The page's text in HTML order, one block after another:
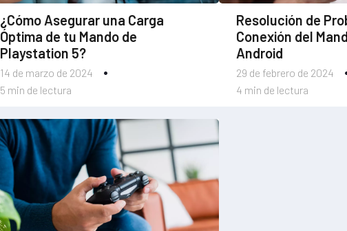
14 de marzo de 2024
5 min de lectura
¿Cómo Asegurar una Carga
Óptima de tu Mando de
Playstation 5?
29 de febrero de 2024
4 min de lectura
Resolución de
Conexión del
Android